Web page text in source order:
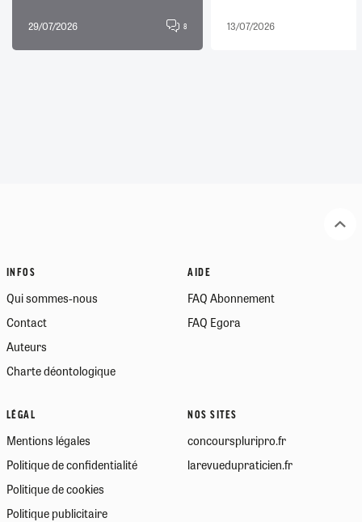
29/07/2026 8 13/07/2026
INFOS
Qui sommes-nous
Contact
Auteurs
Charte déontologique
AIDE
FAQ Abonnement
FAQ Egora
LÉGAL
Mentions légales
Politique de confidentialité
Politique de cookies
Politique publicitaire
NOS SITES
concourspluripro.fr
larevuedupraticien.fr